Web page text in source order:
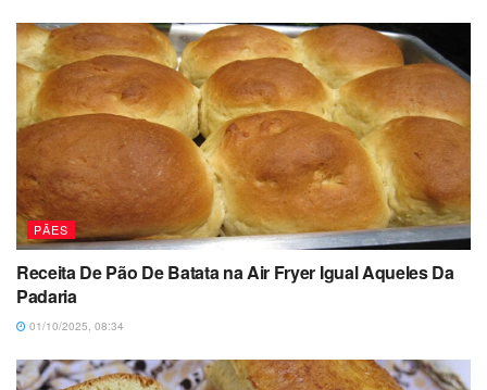
PÃES
Receita De Pão De Batata na Air Fryer Igual Aqueles Da
Padaria
01/10/2025, 08:34